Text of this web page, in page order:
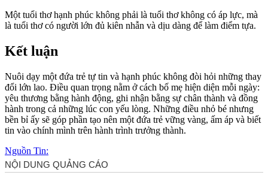
Một tuổi thơ hạnh phúc không phải là tuổi thơ không có áp lực, mà
là tuổi thơ có người lớn đủ kiên nhẫn và dịu dàng để làm điểm tựa.
Kết luận
Nuôi dạy một đứa trẻ tự tin và hạnh phúc không đòi hỏi những thay
đổi lớn lao. Điều quan trọng nằm ở cách bố mẹ hiện diện mỗi ngày:
yêu thương bằng hành động, ghi nhận bằng sự chân thành và đồng
hành trong cả những lúc con yếu lòng. Những điều nhỏ bé nhưng
bền bỉ ấy sẽ góp phần tạo nên một đứa trẻ vững vàng, ấm áp và biết
tin vào chính mình trên hành trình trưởng thành.
Nguồn Tin: